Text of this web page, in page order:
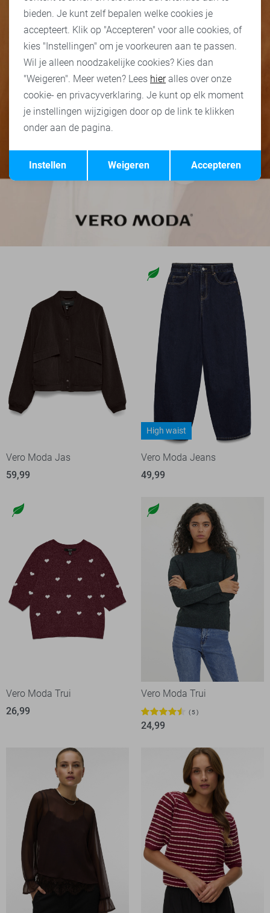
Vero Moda Jas
59,99
High waist
Vero Moda Jeans
49,99
Vero Moda Trui
26,99
Vero Moda Trui
5
24,99
Terug Opslaan
bieden. Je kunt zelf bepalen welke cookies je
accepteert. Klik op "Accepteren" voor alle cookies, of
kies "Instellingen" om je voorkeuren aan te passen.
Wil je alleen noodzakelijke cookies? Kies dan
"Weigeren". Meer weten? Lees hieralles over onze
cookie- en privacyverklaring. Je kunt op elk moment
je instellingen wijzigigen door op de link te klikken
onder aan de pagina.
Accepteren
Weigeren
Instellen